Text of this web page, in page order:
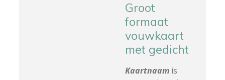
Groot
formaat
vouwkaart
met gedicht
Kaartnaam is